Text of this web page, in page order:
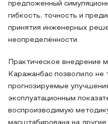
предложенный
гибкость, точность и
принятия инженерных
неопределённости.
Практическое внедрение
Каражанбас позволило не
прогнозируемые
эксплуатационным
воспроизводимую